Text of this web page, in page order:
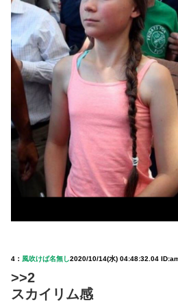
4： 風吹けば名無し2020/10/14(水) 04:48:32.04
>>2
スカイリム感